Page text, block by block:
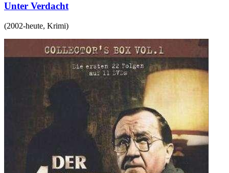
Unter Verdacht
(2002-heute, Krimi)